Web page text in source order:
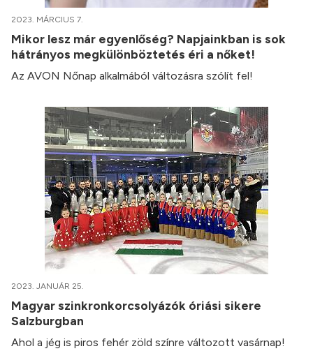
2023. MÁRCIUS 7.
Mikor lesz már egyenlőség? Napjainkban is sok
hátrányos megkülönböztetés éri a nőket!
Az AVON Nőnap alkalmából változásra szólít fel!
2023. JANUÁR 25.
Magyar szinkronkorcsolyázók óriási sikere
Salzburgban
Ahol a jég is piros fehér zöld színre változott vasárnap!